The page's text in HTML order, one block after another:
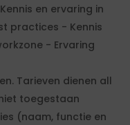
en ervaring in
practices - Kennis
- Ervaring
Tarieven dienen all
toegestaan
(naam, functie en